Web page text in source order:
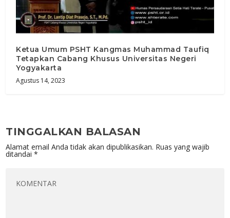
Ketua Umum PSHT Kangmas Muhammad Taufiq
Tetapkan Cabang Khusus Universitas Negeri
Yogyakarta
Agustus 14, 2023
TINGGALKAN BALASAN
Alamat email Anda tidak akan dipublikasikan. Ruas yang wajib
ditandai*